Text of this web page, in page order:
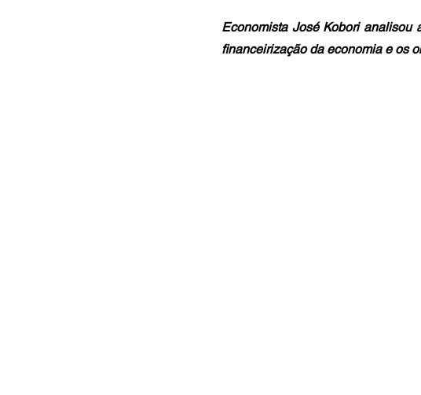
Economista José Kobori analisou
financeirização da economia e os